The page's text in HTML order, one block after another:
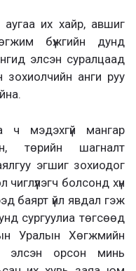
их хайр, авшиг
бүжгийн дунд
элсэн суралцаад
зохиолчийн анги руу
ч мэдэхгүй мангар
төрийн шагналт
эгшиг зохиодог
болсонд хүн
баярт үйл явдал гэж
сургуулиа төгсөөд
Уралын Хөгжмийн
элсэн орсон минь